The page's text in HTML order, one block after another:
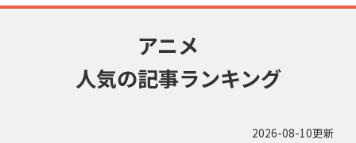
アニメ
人気の記事ランキング
2026-08-10更新